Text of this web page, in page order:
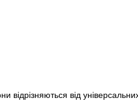
відрізняються від